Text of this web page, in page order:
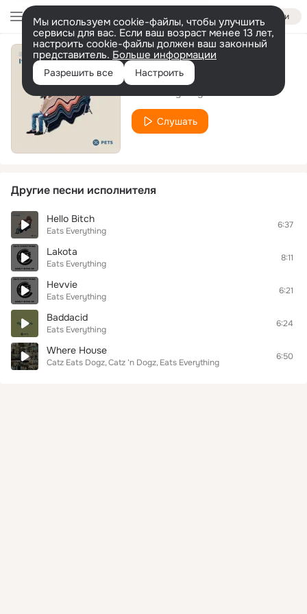
Войти
Мы используем cookie-файлы, чтобы улучшить
сервисы для вас. Если ваш возраст менее 13 лет,
настроить cookie-файлы должен ваш законный
представитель. Больше информации
Разрешить все Настроить
You're Just A
Слушать
Другие песни исполнителя
Hello Bitch
Eats Everything
6:37
Lakota
Eats Everything
8:11
Hevvie
Eats Everything
6:21
Baddacid
Eats Everything
6:24
Where House
Catz Eats Dogz Catz ‘n Dogz Eats Everything
6:50